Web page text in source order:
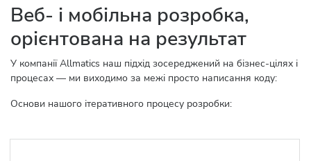
Веб- і мобільна розробка,
орієнтована на результат
У компанії Allmatics наш підхід зосереджений на бізнес-цілях і
процесах — ми виходимо за межі просто написання коду:
Основи нашого ітеративного процесу розробки: